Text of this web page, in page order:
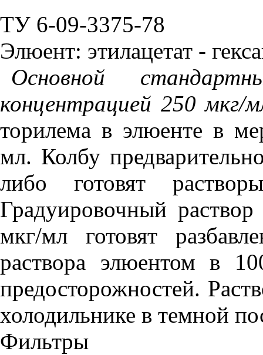
ТУ 6-09-3375-78
Элюент: этилацетат -
Основной
концентрацией 250 мкг/
торилема в элюенте в
мл. Колбу
либо готовят
Градуировочный
мкг/мл готовят
раствора элюентом в
предосторожностей.
холодильнике в темной